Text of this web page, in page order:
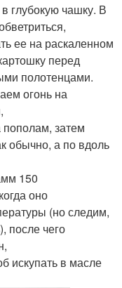
глубокую чашку. В
ее на раскаленном
перед
полотенцами.
огонь на
пополам, затем
обычно, а по вдоль
150
оно
(но следим,
после чего
искупать в масле